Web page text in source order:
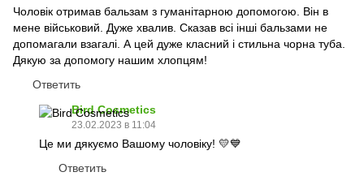
Чоловік отримав бальзам з гуманітарною допомогою. Він в
мене військовий. Дуже хвалив. Сказав всі інші бальзами не
допомагали взагалі. А цей дуже класний і стильна чорна туба.
Дякую за допомогу нашим хлопцям!
Ответить
Bird Cosmetics
23.02.2023 в 11:04
Це ми дякуємо Вашому чоловіку! 💛💙
Ответить